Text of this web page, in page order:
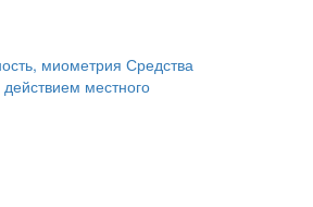
миометрия Средства
местного